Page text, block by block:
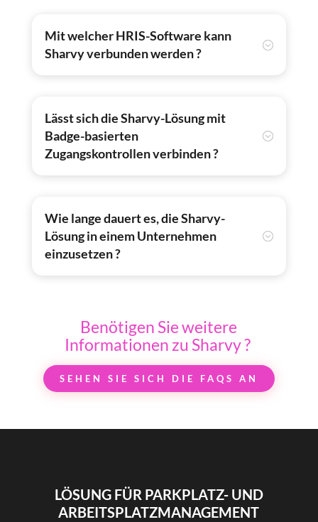
Mit welcher HRIS-Software kann
Sharvy verbunden werden ?
Lässt sich die Sharvy-Lösung mit
Badge-basierten
Zugangskontrollen verbinden ?
Wie lange dauert es, die Sharvy-
Lösung in einem Unternehmen
einzusetzen ?
Benötigen Sie weitere
Informationen zu Sharvy ?
SEHEN SIE SICH DIE FAQS AN
LÖSUNG FÜR PARKPLATZ- UND
ARBEITSPLATZMANAGEMENT